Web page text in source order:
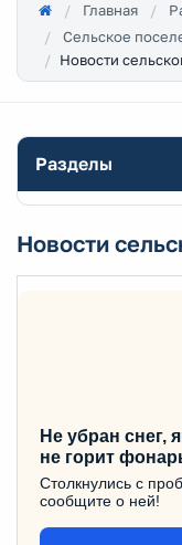
Главная
Сельское
Новости
Разделы
Новости
Не убран снег,
не горит
Столкнулись с
сообщите о ней!